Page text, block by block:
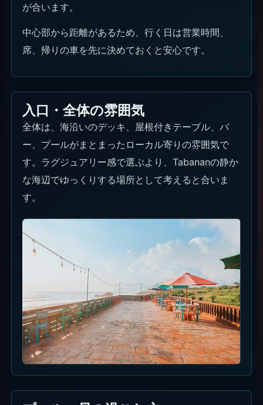
が合います。
中心部から距離があるため、行く日は営業時間、
席、帰りの車を先に決めておくと安心です。
入口・全体の雰囲気
全体は、海沿いのデッキ、屋根付きテーブル、バ
ー、プールがまとまったローカル寄りの雰囲気で
す。ラグジュアリー感で選ぶより、Tabananの静か
な海辺でゆっくりする場所として考えると合いま
す。